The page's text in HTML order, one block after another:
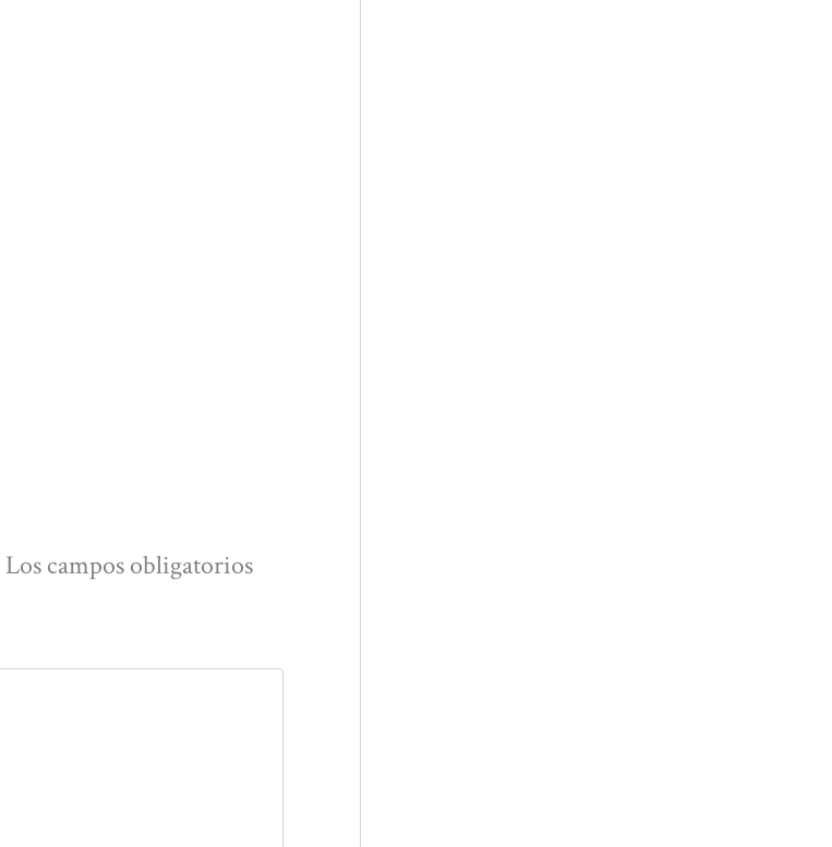
Los campos obligatorios